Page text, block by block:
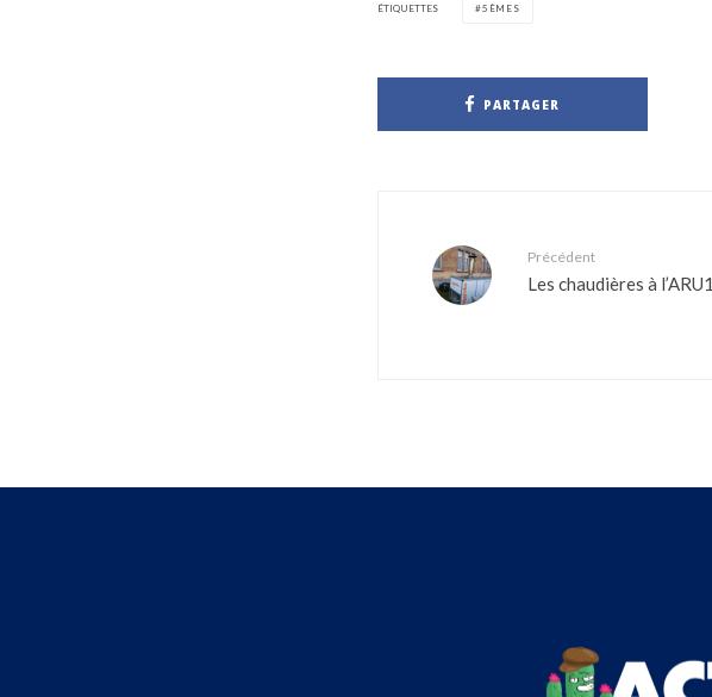
ÉTIQUETTES 5ÈMES
PARTAGER
Précédent
Les chaudières à l’ARU1